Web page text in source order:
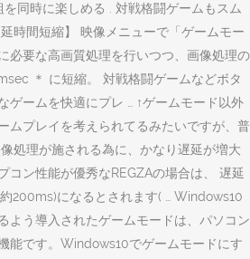
同時に楽しめる . 対戦格闘ゲームもスム
時間短縮】 映像メニューで「ゲームモー
必要な高画質処理を行いつつ、画像処理の
＊ に短縮。 対戦格闘ゲームなどボタ
ゲームを快適にプレ … ↑ゲームモード以外
ムプレイを考えられてるみたいですが、普
処理が施される為に、かなり遅延が増大
コン性能が優秀なREGZAの場合は、 遅延
200ms)になるとされます( … Windows10
よう導入されたゲームモードは、パソコン
能です。Windows10でゲームモードにす